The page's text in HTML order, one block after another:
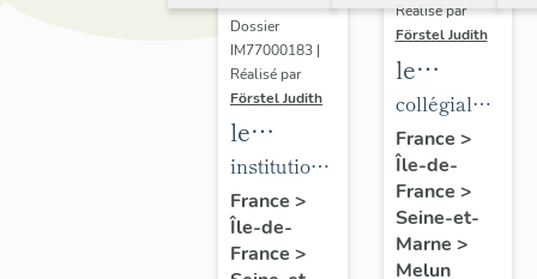
Dossier
IM77000183 |
Réalisé par
Förstel Judith
le
mobilier
de
l'Institution
Saint-
institution
Saint-
Aspais
France >
Île-de-
France >
Réalisé par
Förstel Judith
le
mobilier
de la
collégiale
Notre-
Dame
collégiale
Notre-
Dame
France >
Île-de-
France >
Seine-et-
Marne >
Melun